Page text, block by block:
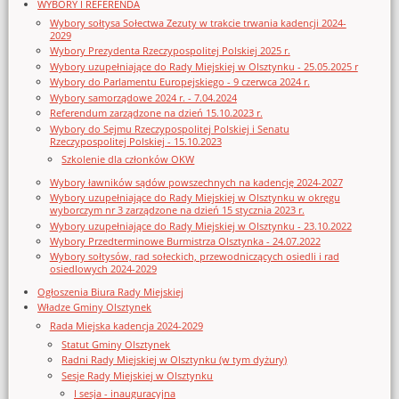
WYBORY I REFERENDA
Wybory sołtysa Sołectwa Zezuty w trakcie trwania kadencji 2024-
2029
Wybory Prezydenta Rzeczypospolitej Polskiej 2025 r.
Wybory uzupełniające do Rady Miejskiej w Olsztynku - 25.05.2025 r
Wybory do Parlamentu Europejskiego - 9 czerwca 2024 r.
Wybory samorządowe 2024 r. - 7.04.2024
Referendum zarządzone na dzień 15.10.2023 r.
Wybory do Sejmu Rzeczypospolitej Polskiej i Senatu
Rzeczypospolitej Polskiej - 15.10.2023
Szkolenie dla członków OKW
Wybory ławników sądów powszechnych na kadencję 2024-2027
Wybory uzupełniające do Rady Miejskiej w Olsztynku w okręgu
wyborczym nr 3 zarządzone na dzień 15 stycznia 2023 r.
Wybory uzupełniające do Rady Miejskiej w Olsztynku - 23.10.2022
Wybory Przedterminowe Burmistrza Olsztynka - 24.07.2022
Wybory sołtysów, rad sołeckich, przewodniczących osiedli i rad
osiedlowych 2024-2029
Ogłoszenia Biura Rady Miejskiej
Władze Gminy Olsztynek
Rada Miejska kadencja 2024-2029
Statut Gminy Olsztynek
Radni Rady Miejskiej w Olsztynku (w tym dyżury)
Sesje Rady Miejskiej w Olsztynku
I sesja - inauguracyjna